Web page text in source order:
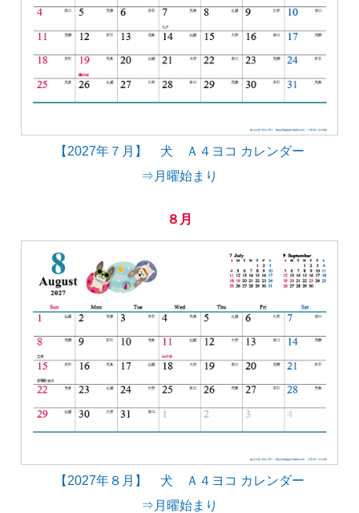
【2027年７月】 犬 Ａ４ヨコ カレンダー
⇒月曜始まり
８月
【2027年８月】 犬 Ａ４ヨコ カレンダー
⇒月曜始まり